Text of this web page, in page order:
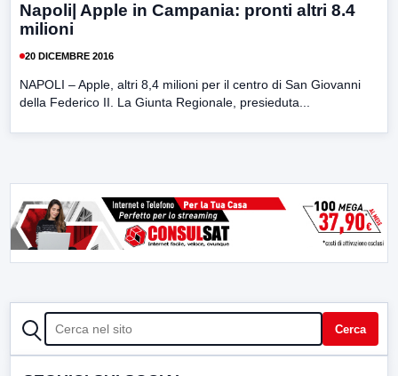
Napoli| Apple in Campania: pronti altri 8.4
milioni
20 DICEMBRE 2016
NAPOLI – Apple, altri 8,4 milioni per il centro di San Giovanni
della Federico II. La Giunta Regionale, presieduta...
CERCA Cerca